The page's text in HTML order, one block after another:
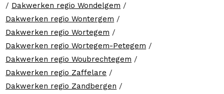
/ Dakwerken regio Wondelgem /
Dakwerken regio Wontergem /
Dakwerken regio Wortegem /
Dakwerken regio Wortegem-Petegem /
Dakwerken regio Woubrechtegem /
Dakwerken regio Zaffelare /
Dakwerken regio Zandbergen /